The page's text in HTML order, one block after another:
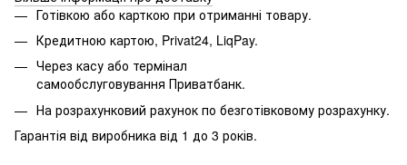
Готівкою або карткою при отриманні товару.
Кредитною картою, Privat24, LiqPay.
Через касу або термінал
самообслуговування Приватбанк.
На розрахунковий рахунок по безготівковому розрахунку.
Гарантія від виробника від 1 до 3 років.